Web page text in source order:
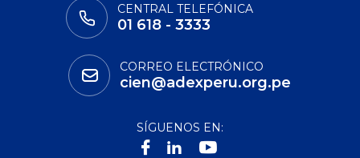
CENTRAL TELEFÓNICA
01 618 - 3333
CORREO ELECTRÓNICO
cien@adexperu.org.pe
SÍGUENOS EN: